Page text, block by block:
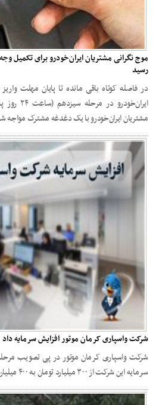
موج نگرانی مشتریان ایران‌خودرو برای تکمیل
رسید
در فاصله کوتاه باقی‌ مانده تا پایان مهلت
مشتریان ایران‌خودرو با یک دغدغه مشترک مواجه
شرکت واسپاری کرمان موتور افزایش سرمایه داد
شرکت واسپاری کرمان موتور در پی تصویب
سرمایه این شرکت از ۳۰۰ میلیارد تومان به ۴۰۰ میلیارد تومان خبر داد.